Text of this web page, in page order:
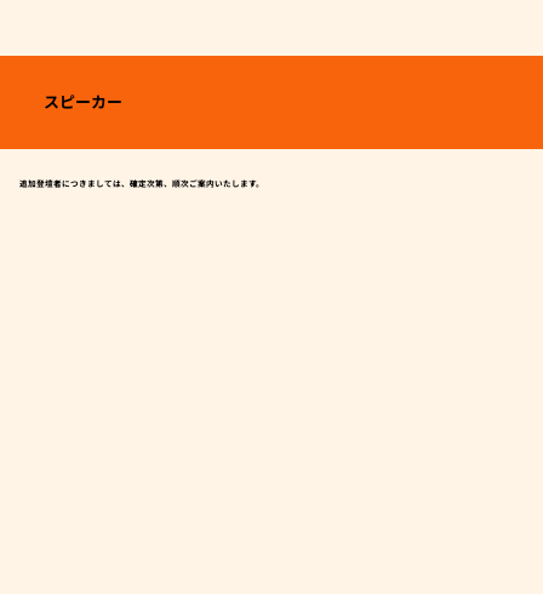
スピーカー
追加登壇者につきましては、確定次第、順次ご案内いたします。